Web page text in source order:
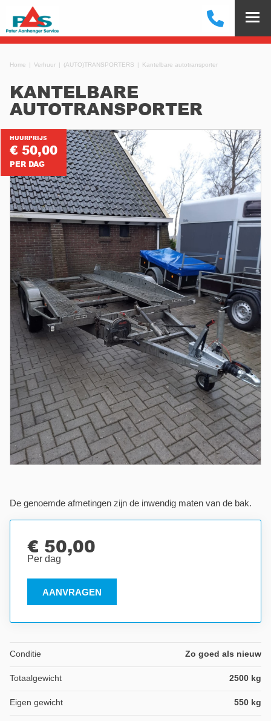
Home Verhuur (AUTO)TRANSPORTERS Kantelbare autotransporter
KANTELBARE
AUTOTRANSPORTER
HUURPRIJS
€ 50,00
PER DAG
De genoemde afmetingen zijn de inwendig maten van de bak.
AANVRAGEN
€ 50,00
Per dag
Conditie Zo goed als nieuw
Totaalgewicht 2500 kg
Eigen gewicht 550 kg